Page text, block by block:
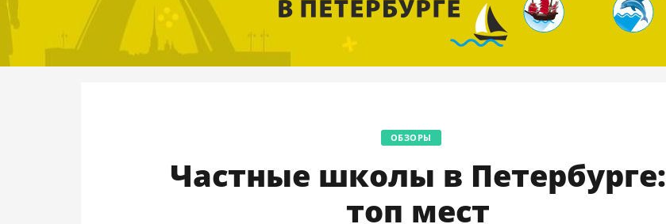
ОБЗОРЫ
Частные школы в Петербурге:
топ мест